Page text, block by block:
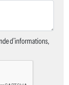
d’informations,